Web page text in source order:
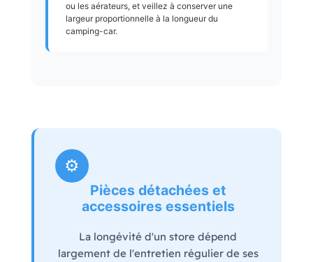
ou les aérateurs, et veillez à conserver une
largeur proportionnelle à la longueur du
camping-car.
⚙️
Pièces détachées et
accessoires essentiels
La longévité d'un store dépend
largement de l'entretien régulier de ses